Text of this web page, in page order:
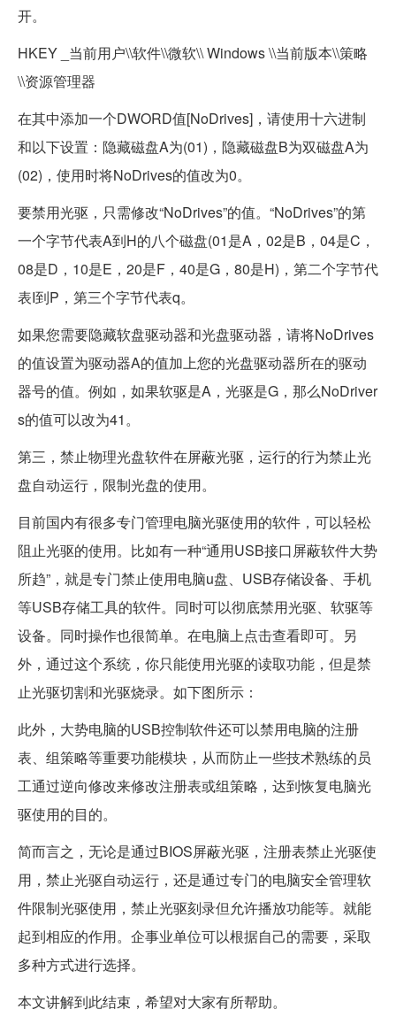
开。
HKEY _当前用户\\软件\\微软\\ Windows \\当前版本\\策略
\\资源管理器
在其中添加一个DWORD值[NoDrives]，请使用十六进制
和以下设置：隐藏磁盘A为(01)，隐藏磁盘B为双磁盘A为
(02)，使用时将NoDrives的值改为0。
要禁用光驱，只需修改“NoDrives”的值。“NoDrives”的第
一个字节代表A到H的八个磁盘(01是A，02是B，04是C，
08是D，10是E，20是F，40是G，80是H)，第二个字节代
表I到P，第三个字节代表q。
如果您需要隐藏软盘驱动器和光盘驱动器，请将NoDrives
的值设置为驱动器A的值加上您的光盘驱动器所在的驱动
器号的值。例如，如果软驱是A，光驱是G，那么NoDriver
s的值可以改为41。
第三，禁止物理光盘软件在屏蔽光驱，运行的行为禁止光
盘自动运行，限制光盘的使用。
目前国内有很多专门管理电脑光驱使用的软件，可以轻松
阻止光驱的使用。比如有一种“通用USB接口屏蔽软件大势
所趋”，就是专门禁止使用电脑u盘、USB存储设备、手机
等USB存储工具的软件。同时可以彻底禁用光驱、软驱等
设备。同时操作也很简单。在电脑上点击查看即可。另
外，通过这个系统，你只能使用光驱的读取功能，但是禁
止光驱切割和光驱烧录。如下图所示：
此外，大势电脑的USB控制软件还可以禁用电脑的注册
表、组策略等重要功能模块，从而防止一些技术熟练的员
工通过逆向修改来修改注册表或组策略，达到恢复电脑光
驱使用的目的。
简而言之，无论是通过BIOS屏蔽光驱，注册表禁止光驱使
用，禁止光驱自动运行，还是通过专门的电脑安全管理软
件限制光驱使用，禁止光驱刻录但允许播放功能等。就能
起到相应的作用。企事业单位可以根据自己的需要，采取
多种方式进行选择。
本文讲解到此结束，希望对大家有所帮助。